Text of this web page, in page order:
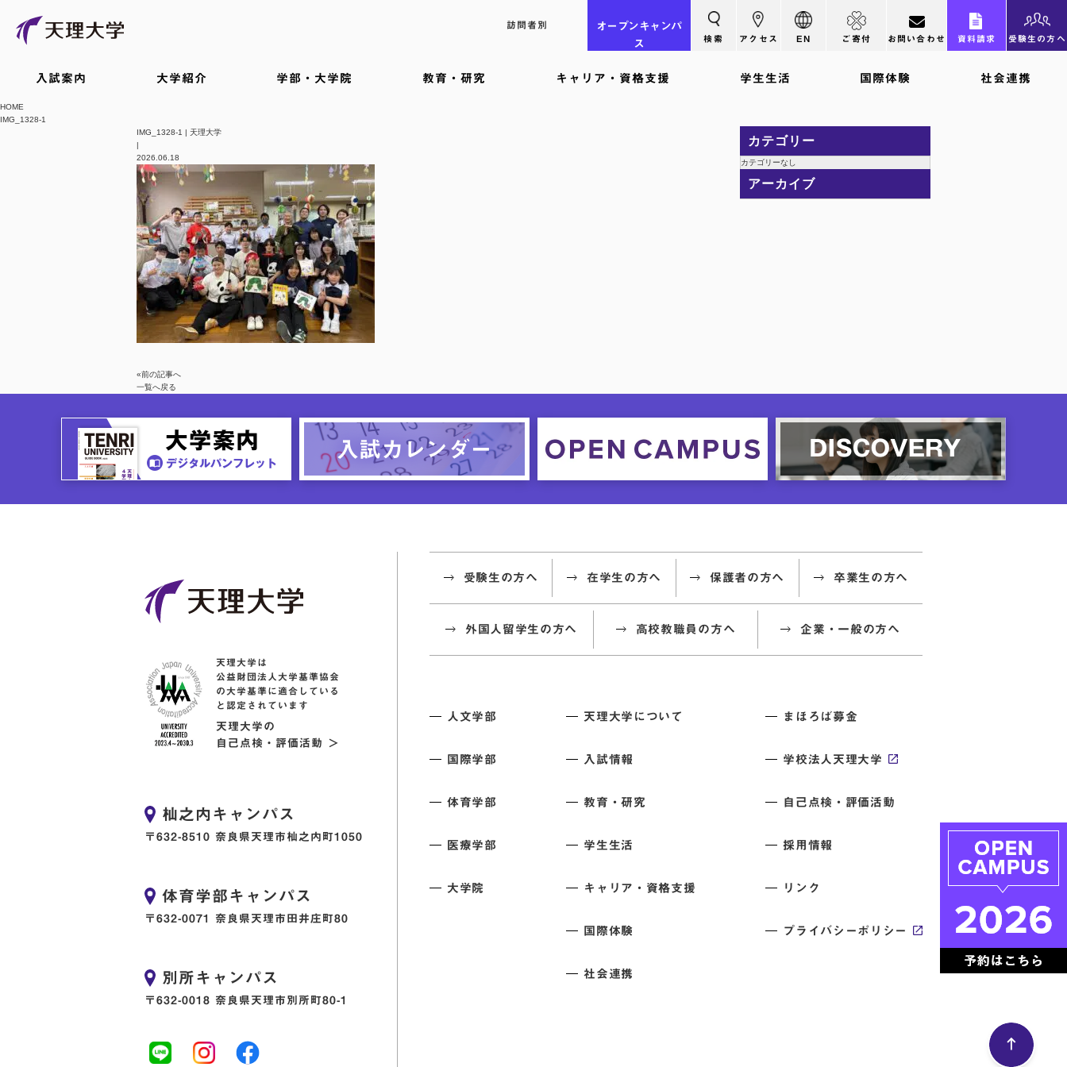
訪問者別 オープン キャンパ
ス
検索 アクセス EN ご寄付 お問い合わせ 資料請求 受験生の方へ
入試案内 大学紹介 学部・大学院 教育・研究 キャリア・資格支援 学生生活 国際体験 社会連携
HOME
IMG_1328-1
IMG_1328-1 | 天理大学
|
2026.06.18
«前の記事へ
一覧へ戻る
カテゴリー
カテゴリーなし
アーカイブ
天理大学は
公益財団法人大学基準協会
の大学基準に適合している
と認定されています
天理大学の
自己点検・評価活動 ＞
杣之内キャンパス
〒632-8510 奈良県天理市杣之内町1050
体育学部キャンパス
〒632-0071 奈良県天理市田井庄町80
別所キャンパス
〒632-0018 奈良県天理市別所町80-1
受験生の方へ 在学生の方へ 保護者の方へ 卒業生の方へ
外国人留学生の方へ 高校教職員の方へ 企業・一般の方へ
人文学部
国際学部
体育学部
医療学部
大学院
天理大学について
入試情報
教育・研究
学生生活
キャリア・資格支援
国際体験
社会連携
まほろば募金
学校法人天理大学
自己点検・評価活動
採用情報
リンク
プライバシーポリシー